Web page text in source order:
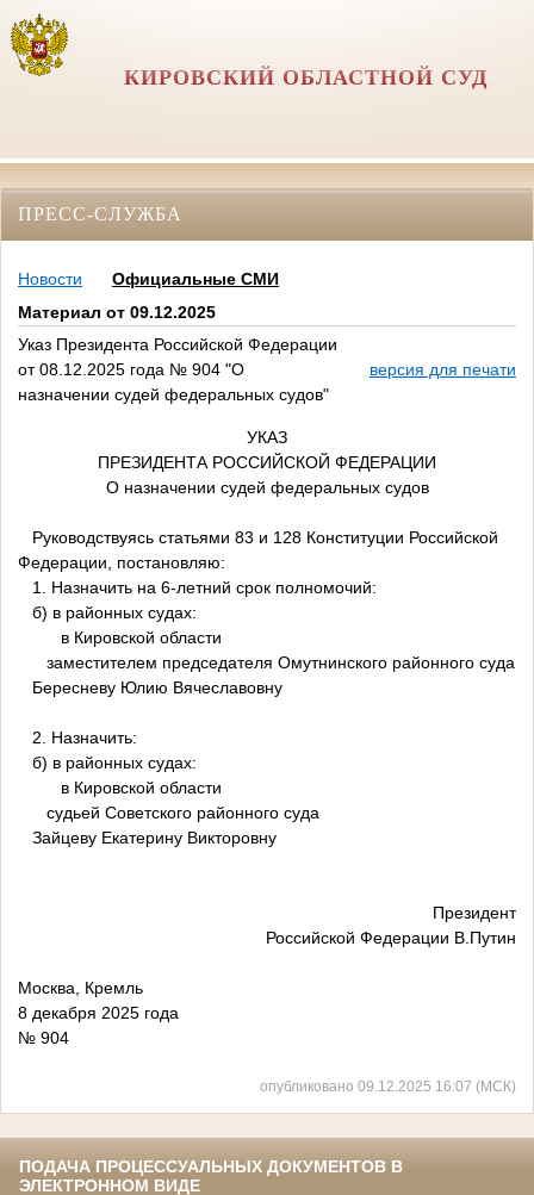
КИРОВСКИЙ ОБЛАСТНОЙ СУД
ПРЕСС-СЛУЖБА
Новости
Официальные СМИ
Материал от 09.12.2025
Указ Президента Российской Федерации
от 08.12.2025 года № 904 "О
назначении судей федеральных судов"
версия для печати
УКАЗ
ПРЕЗИДЕНТА РОССИЙСКОЙ ФЕДЕРАЦИИ
О назначении судей федеральных судов
Руководствуясь статьями 83 и 128 Конституции Российской
Федерации, постановляю:
1. Назначить на 6-летний срок полномочий:
б) в районных судах:
в Кировской области
заместителем председателя Омутнинского районного суда
Бересневу Юлию Вячеславовну
2. Назначить:
б) в районных судах:
в Кировской области
судьей Советского районного суда
Зайцеву Екатерину Викторовну
Президент
Российской Федерации В.Путин
Москва, Кремль
8 декабря 2025 года
№ 904
опубликовано 09.12.2025 16:07 (МСК)
ПОДАЧА ПРОЦЕССУАЛЬНЫХ ДОКУМЕНТОВ В
ЭЛЕКТРОННОМ ВИДЕ